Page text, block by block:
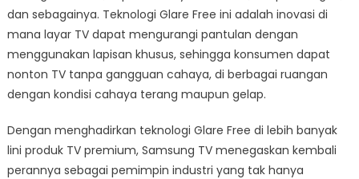
dan sebagainya. Teknologi Glare Free ini adalah inovasi di
mana layar TV dapat mengurangi pantulan dengan
menggunakan lapisan khusus, sehingga konsumen dapat
nonton TV tanpa gangguan cahaya, di berbagai ruangan
dengan kondisi cahaya terang maupun gelap.
Dengan menghadirkan teknologi Glare Free di lebih banyak
lini produk TV premium, Samsung TV menegaskan kembali
perannya sebagai pemimpin industri yang tak hanya